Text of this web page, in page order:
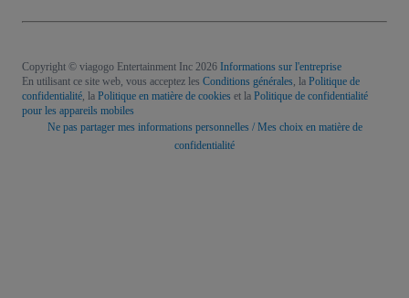
Copyright © viagogo Entertainment Inc 2026 Informations sur l'entreprise
En utilisant ce site web, vous acceptez les Conditions générales, la Politique de
confidentialité, la Politique en matière de cookies et la Politique de confidentialité
pour les appareils mobiles
Ne pas partager mes informations personnelles / Mes choix en matière de
confidentialité